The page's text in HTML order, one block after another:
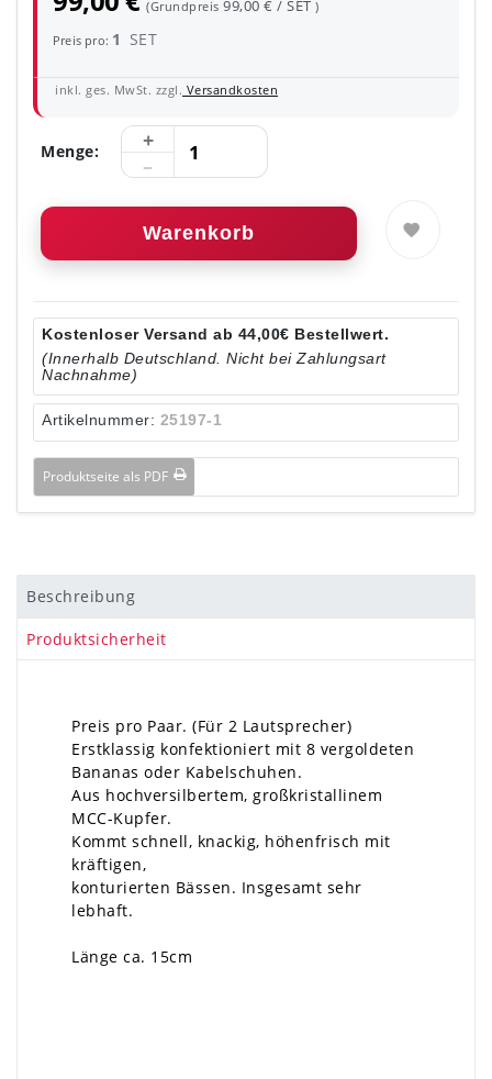
(Grundpreis99,00 € / SET)
Preis pro: 1 SET
inkl. ges. MwSt. zzgl. Versandkosten
Menge:
Warenkorb
Kostenloser Versand ab 44,00€ Bestellwert.
(Innerhalb Deutschland. Nicht bei Zahlungsart
Nachnahme)
Artikelnummer: 25197-1
Produktseite als PDF
Beschreibung
Produktsicherheit
Preis pro Paar. (Für 2 Lautsprecher)
Erstklassig konfektioniert mit 8 vergoldeten
Bananas oder Kabelschuhen.
Aus hochversilbertem, großkristallinem
MCC-Kupfer.
Kommt schnell, knackig, höhenfrisch mit
kräftigen,
konturierten Bässen. Insgesamt sehr
lebhaft.
Länge ca. 15cm